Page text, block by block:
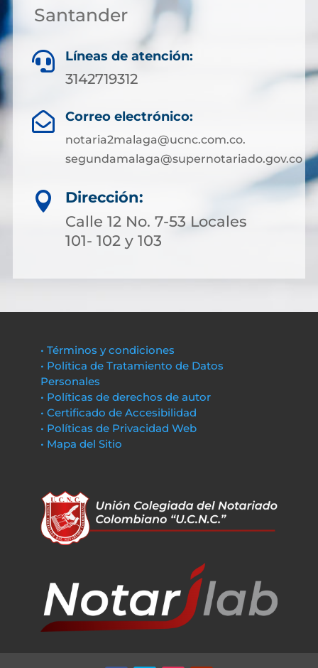
Santander
 Líneas de atención:
3142719312
 Correo electrónico:
notaria2malaga@ucnc.com.co.
segundamalaga@supernotariado.gov.co

Dirección:
Calle 12 No. 7-53 Locales
101- 102 y 103
• Términos y condiciones
• Política de Tratamiento de Datos
Personales
• Políticas de derechos de autor
• Certificado de Accesibilidad
• Políticas de Privacidad Web
• Mapa del Sitio